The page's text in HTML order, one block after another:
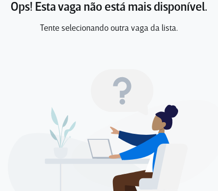
Ops! Esta vaga não está mais disponível.
Tente selecionando outra vaga da lista.